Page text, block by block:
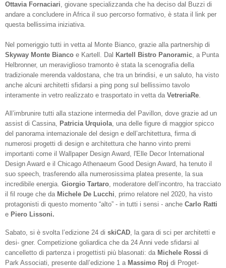
Ottavia Fornaciari, giovane specializzanda che ha deciso dal Buzzi di
andare a concludere in Africa il suo percorso formativo, è stata il link per
questa bellissima iniziativa.
Nel pomeriggio tutti in vetta al Monte Bianco, grazie alla partnership di
Skyway Monte Bianco e Kartell. Dal Kartell Bistro Panoramic, a Punta
Helbronner, un meraviglioso tramonto è stata la scenografia della
tradizionale merenda valdostana, che tra un brindisi, e un saluto, ha visto
anche alcuni architetti sfidarsi a ping pong sul bellissimo tavolo
interamente in vetro realizzato e trasportato in vetta da VetreriaRe.
All’imbrunire tutti alla stazione intermedia del Pavillon, dove grazie ad un
assist di Cassina, Patricia Urquiola, una delle figure di maggior spicco
del panorama internazionale del design e dell’architettura, firma di
numerosi progetti di design e architettura che hanno vinto premi
importanti come il Wallpaper Design Award, l'Elle Decor International
Design Award e il Chicago Athenaeum Good Design Award, ha tenuto il
suo speech, trasferendo alla numerosissima platea presente, la sua
incredibile energia. Giorgio Tartaro, moderatore dell’incontro, ha tracciato
il fil rouge che da Michele De Lucchi, primo relatore nel 2020, ha visto
protagonisti di questo momento “alto” - in tutti i sensi - anche Carlo Ratti
e Piero Lissoni.
Sabato, si è svolta l’edizione 24 di skiCAD , la gara di sci per architetti e
desi- gner. Competizione goliardica che da 24 Anni vede sfidarsi al
cancelletto di partenza i progettisti più blasonati: da Michele Rossi di
Park Associati, presente dall’edizione 1 a Massimo Roj di Proget-